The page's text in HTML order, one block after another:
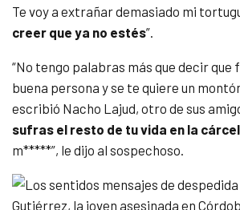
Te voy a extrañar demasiado mi
creer que ya no estés”.
“No tengo palabras más que decir que
buena persona y se te quiere un
escribió Nacho Lajud, otro de sus
sufras el resto de tu vida en la cárcel
m*****”, le dijo al sospechoso.